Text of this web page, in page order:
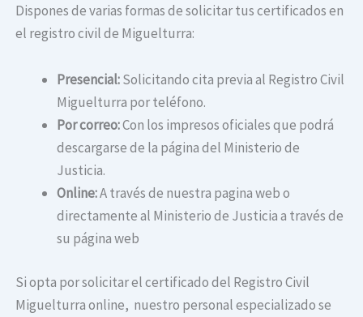
Dispones de varias formas de solicitar tus certificados en
el registro civil de Miguelturra:
Presencial:Solicitando cita previa al Registro Civil
Miguelturra por teléfono.
Por correo:Con los impresos oficiales que podrá
descargarse de la página del Ministerio de
Justicia.
Online:A través de nuestra pagina web o
directamente al Ministerio de Justicia a través de
su página web
Si opta por solicitar el certificado del Registro Civil
Miguelturra online, nuestro personal especializado se